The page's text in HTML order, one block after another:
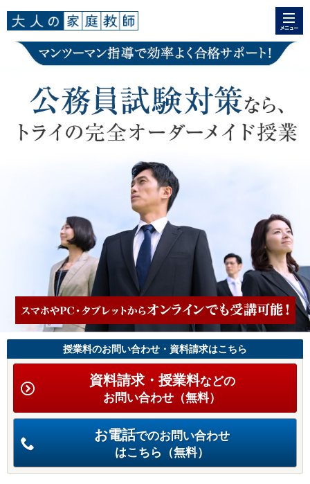
授業料のお問い合わせ・資料請求はこちら
資料請求・授業料などの
お問い合わせ（無料）
お電話でのお問い合わせ
はこちら（無料）